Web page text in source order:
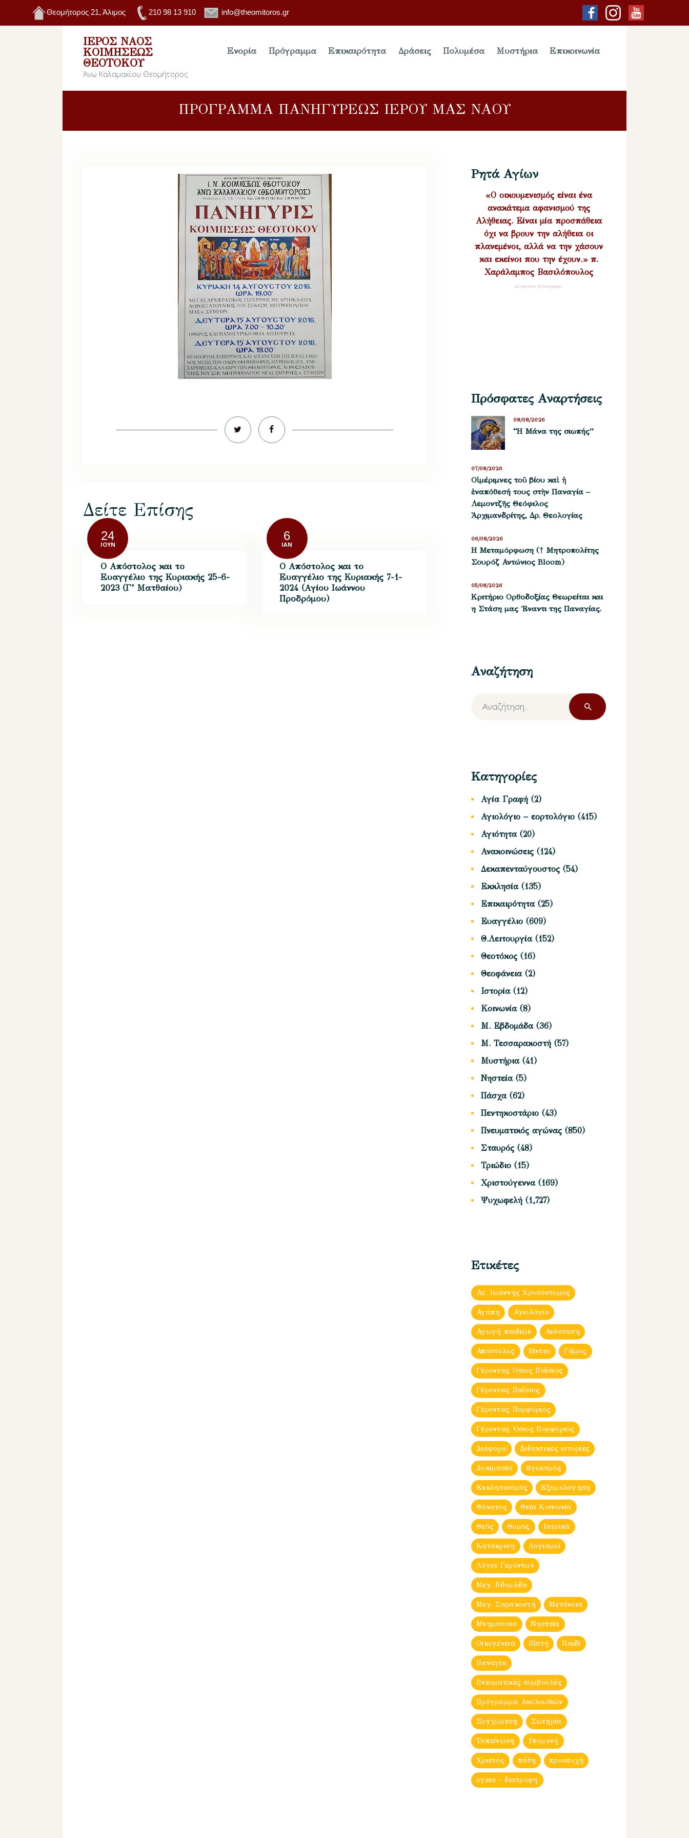
Θεομήτορος 21, Άλιμος 210 98 13 910 info@theomitoros.gr
ΙΕΡΌΣ ΝΑΌΣ
ΚΟΙΜΉΣΕΩΣ
ΘΕΟΤΌΚΟΥ
Άνω Καλαμακίου Θεομήτορος
Ενορία Πρόγραμμα Επικαιρότητα Δράσεις Πολυμέσα Μυστήρια Επικοινωνία
ΠΡΟΓΡΑΜΜΑ ΠΑΝΗΓΥΡΕΩΣ ΙΕΡΟΥ ΜΑΣ ΝΑΟΥ
Δείτε Επίσης
24
ΙΟΎΝ
Ο Απόστολος και το
Ευαγγέλιο της Κυριακής 25-6-
2023 (Γ’ Ματθαίου)
6
ΙΑΝ
Ο Απόστολος και το
Ευαγγέλιο της Κυριακής 7-1-
2024 (Αγίου Ιωάννου
Προδρόμου)
Ρητά Αγίων
«Ο οικουμενισμός είναι ένα
ανακάτεμα αφανισμού της
Αλήθειας. Είναι μία προσπάθεια
όχι να βρουν την αλήθεια οι
πλανεμένοι, αλλά να την χάσουν
και εκείνοι που την έχουν.» π.
Χαράλαμπος Βασιλόπουλος
Σύναξη Νέων Παλαιοχωρίου
Πρόσφατες Αναρτήσεις
“Η Μάνα της σιωπής”
08/08/2026
Οἱ μέριμνες τοῦ βίου καὶ ἡ
ἐναπόθεσή τους στὴν Παναγία –
Λεμοντζῆς Θεόφιλος
Ἀρχιμανδρίτης, Δρ. Θεολογίας
07/08/2026
Η Μεταμόρφωση († Μητροπολίτης
Σουρόζ Αντώνιος Bloom)
06/08/2026
Kριτήριο Oρθοδοξίας Θεωρείται και
η Στάση μας ΄Εναντι της Παναγίας.
05/08/2026
Αναζήτηση
Αναζήτηση
για:
Κατηγορίες
Αγία Γραφή (2)
Αγιολόγιο – εορτολόγιο (415)
Αγιότητα(20)
Ανακοινώσεις (124)
Δεκαπενταύγουστος (54)
Εκκλησία(135)
Επικαιρότητα(25)
Ευαγγέλιο (609)
Θ.Λειτουργία(152)
Θεοτόκος (16)
Θεοφάνεια(2)
Ιστορία(12)
Κοινωνία(8)
Μ. Εβδομάδα(36)
Μ. Τεσσαρακοστή (57)
Μυστήρια(41)
Νηστεία(5)
Πάσχα(62)
Πεντηκοστάριο (43)
Πνευματικός αγώνας (850)
Σταυρός (48)
Τριώδιο (15)
Χριστούγεννα(169)
Ψυχωφελή (1,727)
Ετικέτες
Αγ. Ιωάννης Χρυσόστομος
Αγάπη Αγιολόγιο
Αγωγή παιδιών Ανάσταση
Απόστολος Βίντεο Γάμος
Γέροντας Όσιος Παΐσιος
Γέροντας Παΐσιος
Γέροντας Πορφύριος
Γέροντας Ὀσιος Πορφύριος
Διάφορα Διδακτικές ιστορίες
Δοκιμασία Εγωισμός
Εκκλησιασμός Εξομολόγηση
Θάνατος Θεία Κοινωνία
Θεός Θυμός Ιατρικά
Κατάκριση Λογισμοί
Λόγια Γερόντων
Μεγ. Βδομἀδα
Μεγ. Σαρακοστή Μετάνοια
Μνημόσυνα Νηστεία
Οικογένεια Πίστη Παιδί
Παναγία
Πνευματικές συμβουλές
Πρόγραμμα Ακολουθιών
Συγχώρεση Σωτηρία
Ταπείνωση Υπομονή
Χριστός πάθη προσευχή
υγεια - διατροφη